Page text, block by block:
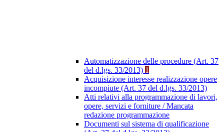
Automatizzazione delle procedure (Art. 37
del d.lgs. 33/2013) 1
Acquisizione interesse realizzazione opere
incompiute (Art. 37 del d.lgs. 33/2013)
Atti relativi alla programmazione di lavori,
opere, servizi e forniture / Mancata
redazione programmazione
Documenti sul sistema di qualificazione